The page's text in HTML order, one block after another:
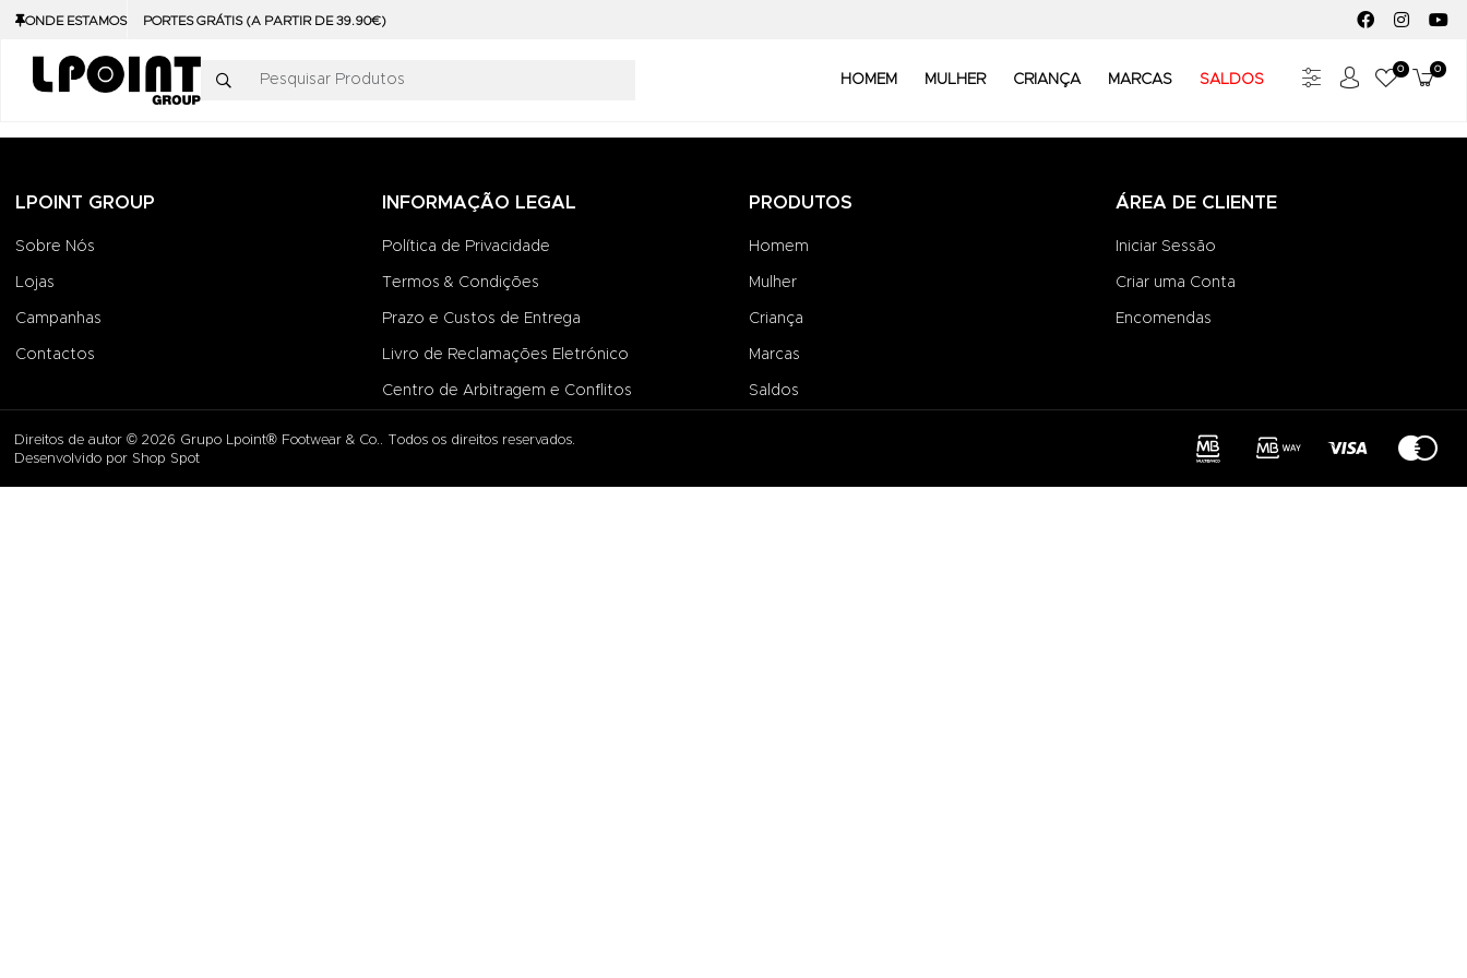
ONDE ESTAMOS PORTES GRÁTIS (A PARTIR DE 39.90€) FACEBOOK
Pesquisar Produtos
HOMEM MULHER CRIANÇA MARCAS SALDOS Meus
0 0
LPOINT GROUP
Sobre Nós
Lojas
Campanhas
Contactos
INFORMAÇÃO LEGAL
Política de Privacidade
Termos & Condições
Prazo e Custos de Entrega
Livro de Reclamações Eletrónico
Centro de Arbitragem e Conflitos
PRODUTOS
Homem
Mulher
Criança
Marcas
Saldos
ÁREA DE CLIENTE
Iniciar Sessão
Criar uma Conta
Encomendas
Direitos de autor © 2026 Grupo Lpoint® Footwear & Co.. Todos os direitos reservados.
Desenvolvido por Shop Spot
ICON-
ICON-
ICON-
SOLO